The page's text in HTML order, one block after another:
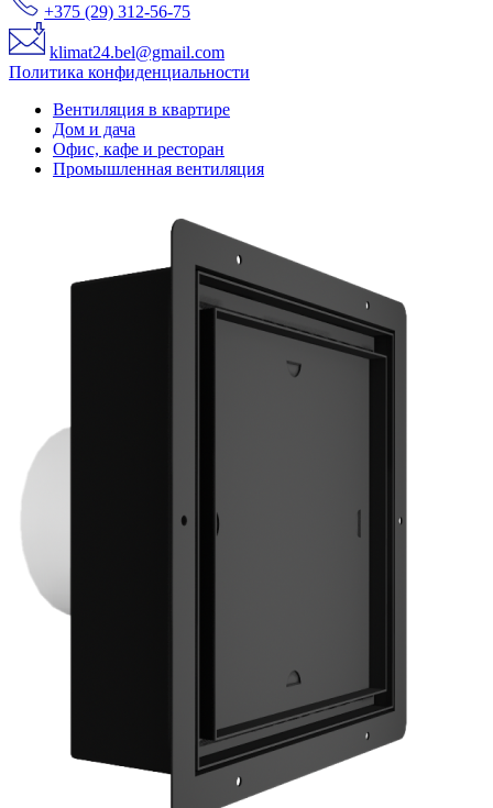
+375 (29) 312-56-75
klimat24.bel@gmail.com
Политика конфиденциальности
Вентиляция в квартире
Дом и дача
Офис, кафе и ресторан
Промышленная вентиляция